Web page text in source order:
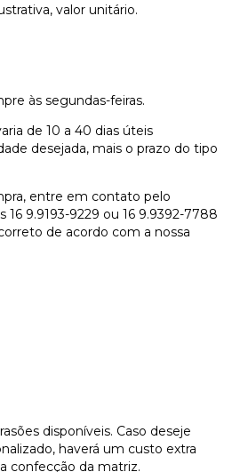
valor unitário.
às segundas-feiras.
de 10 a 40 dias úteis
desejada, mais o prazo do tipo
entre em contato pelo
9.9193-9229 ou 16 9.9392-7788
de acordo com a nossa
disponíveis. Caso deseje
haverá um custo extra
confecção da matriz.